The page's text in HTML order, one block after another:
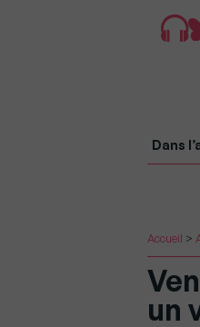
Dans
Accueil >
un